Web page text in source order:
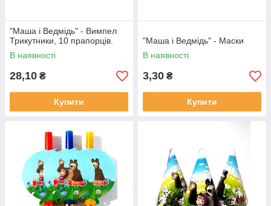
"Маша і Ведмідь" - Вимпел
Трикутники, 10 прапорців.
В наявності
28,10 ₴
Купити
"Маша і Ведмідь" - Маски
В наявності
3,30 ₴
Купити